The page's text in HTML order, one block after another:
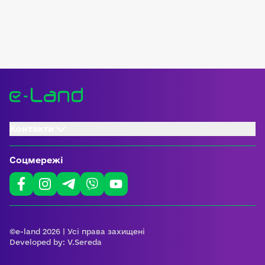
Соцмережі
©e-land 2026 | Усі права захищені
Developed by: V.Sereda